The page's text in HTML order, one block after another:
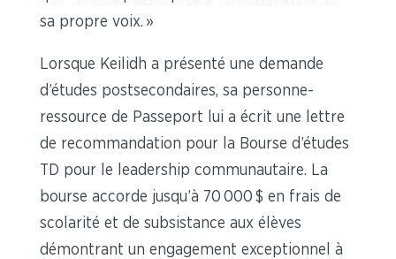
sa propre voix. »
Lorsque Keilidh a présenté une demande
d’études postsecondaires, sa personne-
ressource de Passeport lui a écrit une lettre
de recommandation pour la Bourse d’études
TD pour le leadership communautaire. La
bourse accorde jusqu’à 70 000 $ en frais de
scolarité et de subsistance aux élèves
démontrant un engagement exceptionnel à